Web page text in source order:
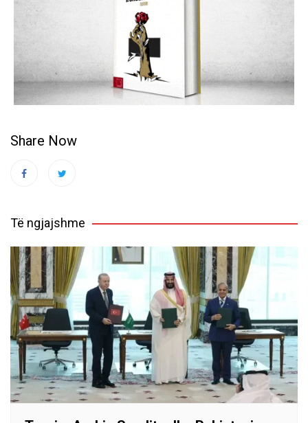
Share Now
Të ngjajshme